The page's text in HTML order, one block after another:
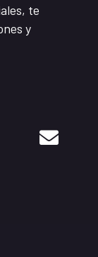
te
y